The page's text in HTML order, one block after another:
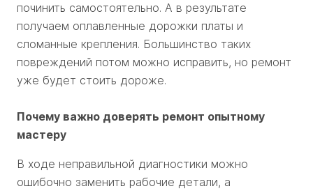
починить самостоятельно. А в результате
получаем оплавленные дорожки платы и
сломанные крепления. Большинство таких
повреждений потом можно исправить, но ремонт
уже будет стоить дороже.
Почему важно доверять ремонт опытному
мастеру
В ходе неправильной диагностики можно
ошибочно заменить рабочие детали, а